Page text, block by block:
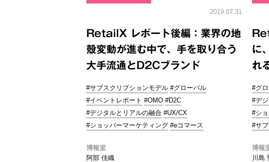
2019.07.31
RetailX レポート後編：業界の地
殻変動が進む中で、手を取り合う
大手流通とD2Cブランド
#サブスクリプションモデル #グローバル
#イベントレポート #OMO #D2C
#デジタルとリアルの融合 #UX/CX
#ショッパーマーケティング #eコマース
博報堂
阿部 佳織
に
れ
#グ
#デ
#シ
#サ
博報
川島